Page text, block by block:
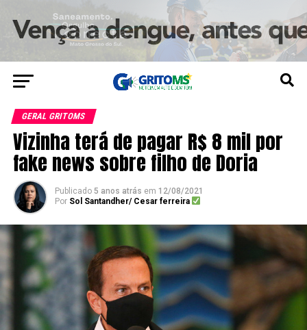
GERAL GRITOMS
Vizinha terá de pagar R$ 8 mil por
fake news sobre filho de Doria
Publicado 5 anos atrás em 12/08/2021
Por Sol Santandher/ Cesar ferreira